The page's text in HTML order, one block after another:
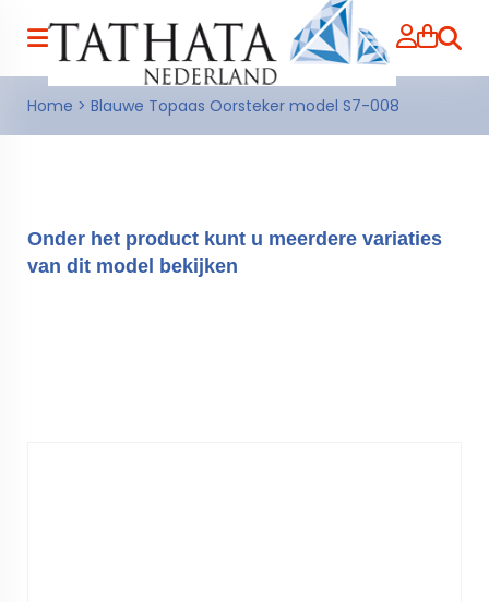
Home > Blauwe Topaas Oorsteker model S7-008
Onder het product kunt u meerdere variaties
van dit model bekijken